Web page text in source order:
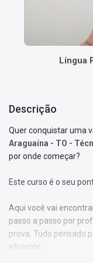
Língua
Descrição
Quer conquistar uma
Araguaína - TO -
por onde começar?
Este curso é o seu
Aqui você vai
passo a passo por
prova. Tudo pensado
eficiente.